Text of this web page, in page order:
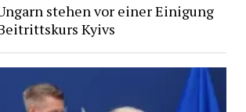
stehen vor einer Einigung
Kyivs